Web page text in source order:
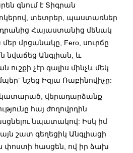
գնում է Տիգրան
տետրեր, պաստառներ
Հայաստանից մենակ
մրցանակը, Fero, սուրճը
նվաճեց Անգլիան, և
չէր գալիս մինչև մեկ
նշեց Իզյա Ռաբինովիչը:
կատարած, վերադարձանք
հայ ժողովրդին
նպատակով: Իսկ իմ
շատ գեղեցիկ Անգլիացի
փոստի հասցեն, ով իր ձախ